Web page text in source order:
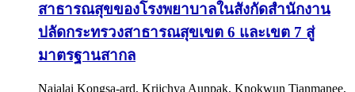
สาธารณสุขของโรงพยาบาลในสังกัดสำนักงาน
ปลัดกระทรวงสาธารณสุขเขต 6 และเขต 7 สู่
มาตรฐานสากล
Najalai Kongsa-ard, Krijchya Aunpak, Knokwun Tianmanee,